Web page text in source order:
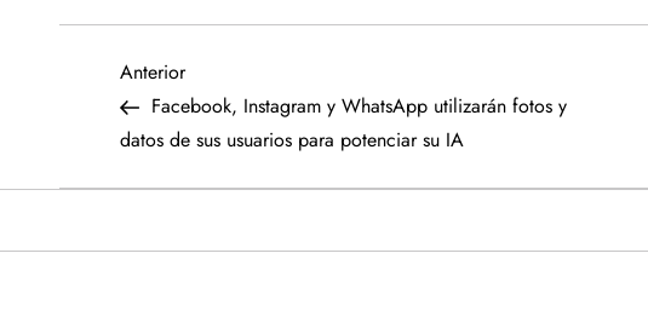
N
a
v
e
Entrada
anterior
Anterior
Facebook, Instagram y WhatsApp utilizarán fotos y
datos de sus usuarios para potenciar su IA